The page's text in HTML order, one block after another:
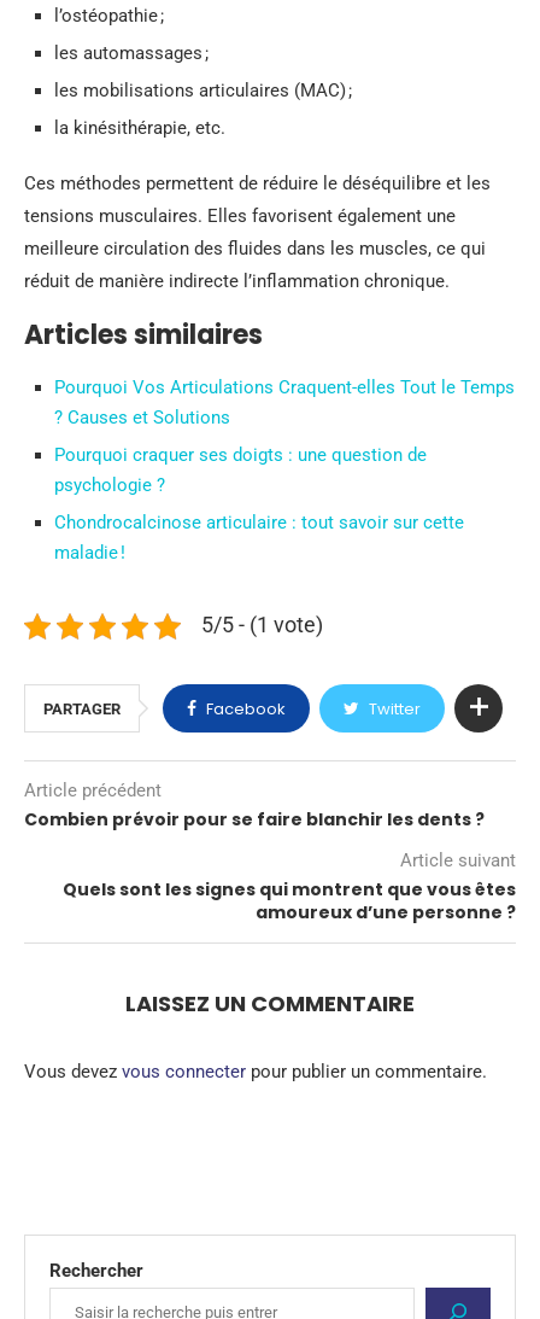
l’ostéopathie ;
les automassages ;
les mobilisations articulaires (MAC) ;
la kinésithérapie, etc.
Ces méthodes permettent de réduire le déséquilibre et les
tensions musculaires. Elles favorisent également une
meilleure circulation des fluides dans les muscles, ce qui
réduit de manière indirecte l’inflammation chronique.
Articles similaires
Pourquoi Vos Articulations Craquent-elles Tout le Temps
? Causes et Solutions
Pourquoi craquer ses doigts : une question de
psychologie ?
Chondrocalcinose articulaire : tout savoir sur cette
maladie !
5/5 - (1 vote)
PARTAGER Facebook Twitter
Article précédent
Combien prévoir pour se faire blanchir les dents ?
Article suivant
Quels sont les signes qui montrent que vous êtes
amoureux d’une personne ?
LAISSEZ UN COMMENTAIRE
Vous devez vous connecter pour publier un commentaire.
Rechercher